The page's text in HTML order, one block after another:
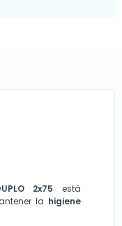
2x75 está
la higiene